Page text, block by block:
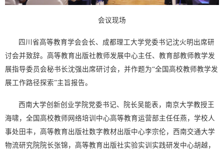
会议现场
四川省高等教育学会会长、成都理工大学党委书记沈火明出席研
讨会并致辞。高等教育出版社教师发展中心主任、教育部教师教学发
展指导委员会秘书长沈强出席研讨会，并作题为“全国高校教师教学发
展工作路径探索”主旨报告。
西南大学创新创业学院党委书记、院长吴能表，南京大学教授王
海啸，全国高校教师网络培训中心高等教育运营部主任任燕，学校人
事处田丰，高等教育出版社数字教材出版中心李宗伦，西南交通大学
物流研究院院长张锦，高等教育出版社实验实训实践研发中心胡越，